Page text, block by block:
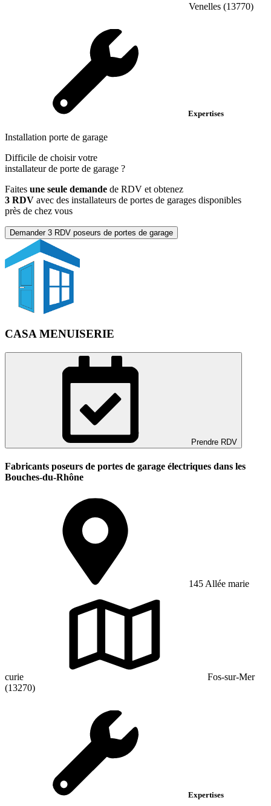
Venelles (13770)
Expertises
Installation porte de garage
Difficile de choisir votre
installateur de porte de garage ?
Faites une seule demande de RDV et obtenez
3 RDV avec des installateurs de portes de garages disponibles
près de chez vous
Demander 3 RDV poseurs de portes de garage
CASA MENUISERIE
Prendre RDV
Fabricants poseurs de portes de garage électriques dans les
Bouches-du-Rhône
145 Allée marie
curie
Fos-sur-Mer
(13270)
Expertises